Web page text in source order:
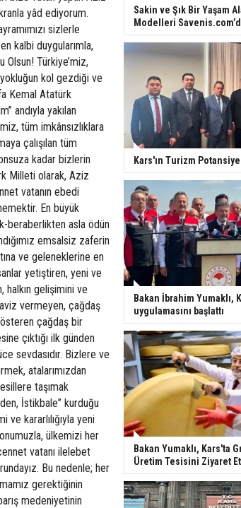
yâd ediyorum.
sizlerle
kalbi duygularımla,
Olsun! Türkiye’miz,
kol gezdiği ve
Kemal Atatürk
andıyla yakılan
tüm imkânsızlıklara
çalışılan tüm
kadar bizlerin
Milleti olarak, Aziz
vatanın ebedi
En büyük
beraberlikten asla ödün
emsalsiz zaferin
ve geleneklerine en
yetiştiren, yeni ve
halkın gelişimini ve
vermeyen, çağdaş
çağdaş bir
çıktığı ilk günden
sevdasıdır. Bizlere ve
atalarımızdan
taşımak
İstikbale” kurduğu
kararlılığıyla yeni
ülkemizi her
vatanı ilelebet
Bu nedenle; her
gerektiğinin
medeniyetinin
Sakin ve Şık Bir Yaşam
Modelleri
Kars'ın Turizm
Bakan İbrahim Yumaklı,
uygulamasını başlattı
Bakan Yumaklı, Kars'ta
Üretim Tesisini Ziyaret